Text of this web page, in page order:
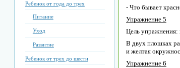
Ребенок от года до трех
Питание
Уход
Развитие
Ребенок от трех до шести
- Что бывает
Упражнение 5
Цель упражнения:
В двух плошках
и желтая
Упражнение 6